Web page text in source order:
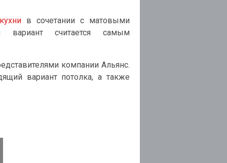
в сочетании с матовыми
вариант считается самым
компании Альянс.
вариант потолка, а также